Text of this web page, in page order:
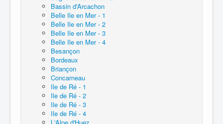
Bassin d'Arcachon
Belle Ile en Mer - 1
Belle Ile en Mer - 2
Belle Ile en Mer - 3
Belle Ile en Mer - 4
Besançon
Bordeaux
Briançon
Concarneau
Ile de Ré - 1
Ile de Ré - 2
Ile de Ré - 3
Ile de Ré - 4